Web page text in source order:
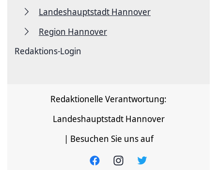
Landeshauptstadt Hannover
Region Hannover
Redaktions-Login
Redaktionelle Verantwortung:
Landeshauptstadt Hannover
| Besuchen Sie uns auf